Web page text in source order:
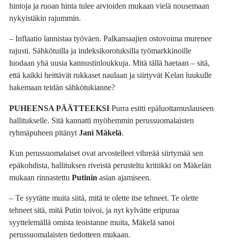
hintoja ja ruoan hinta tulee arvioiden mukaan vielä nousemaan
nykyistäkin rajummin.
– Inflaatio lannistaa työväen. Palkansaajien ostovoima murenee
rajusti. Sähkötuilla ja indeksikorotuksilla työmarkkinoille
luodaan yhä uusia kannustinloukkuja. Mitä tällä haetaan – sitä,
että kaikki heittävät rukkaset naulaan ja siirtyvät Kelan luukulle
hakemaan teidän sähkötukianne?
PUHEENSA PÄÄTTEEKSI Purra esitti epäluottamuslauseen
hallitukselle. Sitä kannatti myöhemmin perussuomalaisten
ryhmäpuheen pitänytJani Mäkelä.
Kun perussuomalaiset ovat arvostelleet vihreää siirtymää sen
epäkohdista, hallituksen riveistä perusteltu kritiikki on Mäkelän
mukaan rinnastettuPutinin asian ajamiseen.
– Te syytätte muita siitä, mitä te olette itse tehneet. Te olette
tehneet sitä, mitä Putin toivoi, ja nyt kylvätte eripuraa
syyttelemällä omista teoistanne muita, Mäkelä sanoi
perussuomalaisten tiedotteen mukaan.